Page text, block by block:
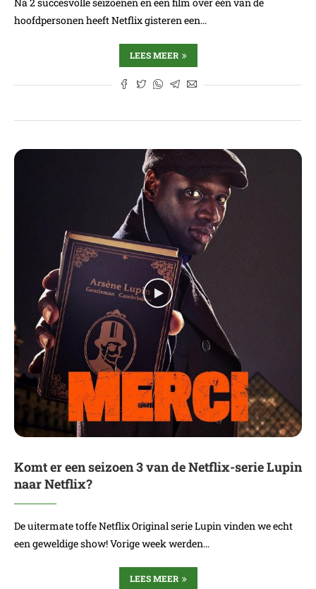
hoofdpersonen heeft Netflix gisteren een…
LEES MEER
Komt er een seizoen 3 van de Netflix-serie Lupin
naar Netflix?
De uitermate toffe Netflix Original serie Lupin vinden we echt
een geweldige show! Vorige week werden…
LEES MEER